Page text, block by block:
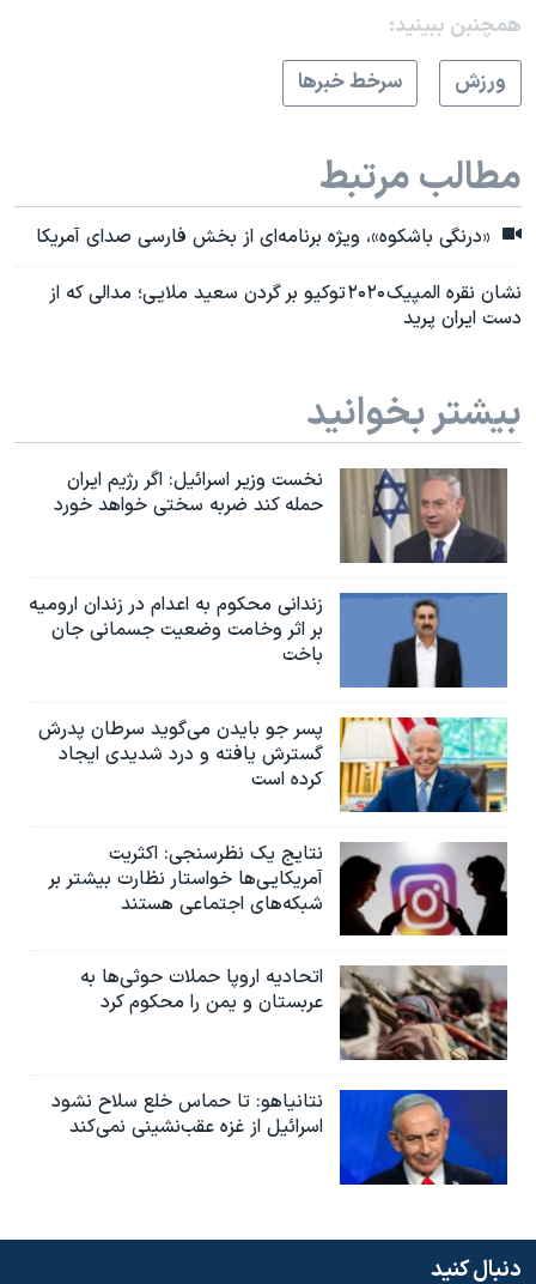
همچنبن ببینید:
ورزش
سرخط خبرها
مطالب مرتبط
«درنگی باشکوه»، ویژه برنامه‌ای از بخش فارسی صدای آمریکا
نشان نقره المپیک ۲۰۲۰ توکیو بر گردن سعید ملایی؛ مدالی که از
دست ایران پرید
بیشتر بخوانید
نخست وزیر اسرائيل: اگر رژیم ایران
حمله کند ضربه سختی خواهد خورد
زندانی محکوم به اعدام در زندان ارومیه
بر اثر وخامت وضعیت جسمانی جان
باخت
پسر جو بایدن می‌گوید سرطان پدرش
گسترش یافته و درد شدیدی ایجاد
کرده است
نتایج یک نظرسنجی: اکثریت
آمریکایی‌ها خواستار نظارت بیشتر بر
شبکه‌های اجتماعی هستند
اتحادیه اروپا حملات حوثی‌ها به
عربستان و یمن را محکوم کرد
نتانیاهو: تا حماس خلع سلاح نشود
اسرائیل از غزه عقب‌نشینی نمی‌کند
دنبال کنید